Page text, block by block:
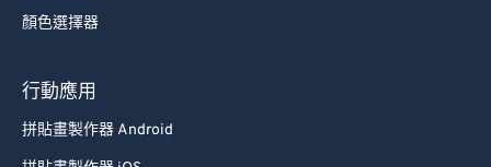
顏色選擇器
行動應用
拼貼畫製作器 Android